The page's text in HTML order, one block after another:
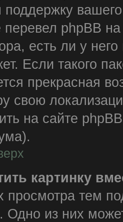
поддержку
phpBB
есть ли у
Если такого
прекрасная
свою
на сайте
картинку
просмотра тем
Одно из них